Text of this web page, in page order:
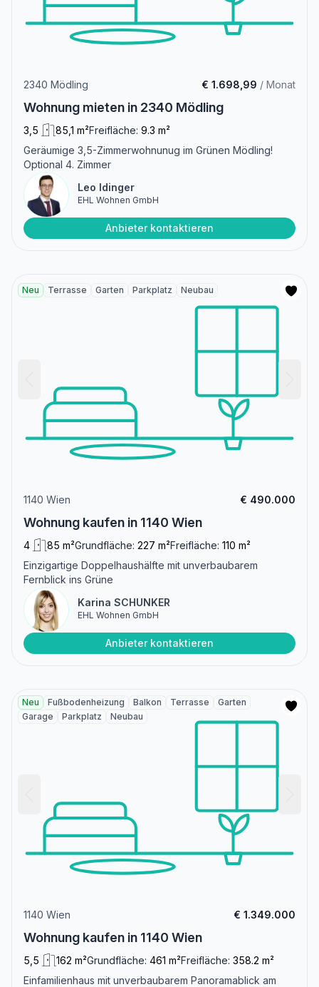
2340 Mödling € 1.698,99 / Monat
Wohnung mieten in 2340 Mödling
3,5 85,1 m²Freifläche: 9.3 m²
Geräumige 3,5-Zimmerwohnunug im Grünen Mödling!
Optional 4. Zimmer
Leo Idinger
EHL Wohnen GmbH
Anbieter kontaktieren
Neu Terrasse Garten Parkplatz Neubau
1140 Wien € 490.000
Wohnung kaufen in 1140 Wien
4 85 m²Grundfläche: 227 m²Freifläche: 110 m²
Einzigartige Doppelhaushälfte mit unverbaubarem
Fernblick ins Grüne
Karina SCHUNKER
EHL Wohnen GmbH
Anbieter kontaktieren
Neu Fußbodenheizung Balkon Terrasse
Garten
Garage
Parkplatz Neubau
1140 Wien € 1.349.000
Wohnung kaufen in 1140 Wien
5,5 162 m²Grundfläche: 461 m²Freifläche: 358.2 m²
Einfamilienhaus mit unverbaubarem Panoramablick am